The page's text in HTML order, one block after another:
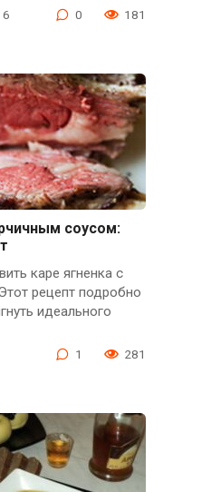
6 0 181
соусом:
каре ягненка с
рецепт подробно
идеального
1 281